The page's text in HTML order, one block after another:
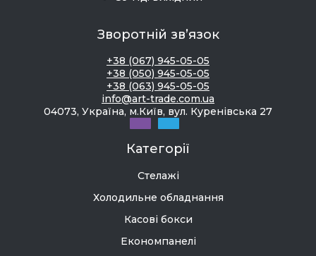
Зворотній зв’язок
+38 (067) 945-05-05
+38 (050) 945-05-05
+38 (063) 945-05-05
info@art-trade.com.ua
04073, Україна, м.Київ, вул. Куренівська 27
Категорії
Стелажі
Холодильне обладнання
Касові бокси
Економпанелі